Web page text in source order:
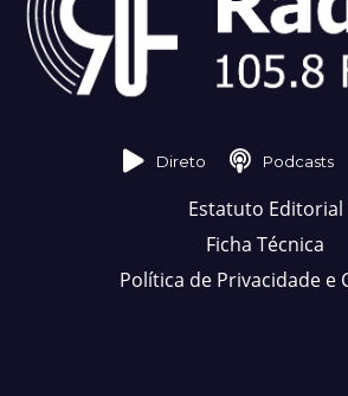
Direto Podcasts
Estatuto Editorial
Ficha Técnica
Política de Privacidade e